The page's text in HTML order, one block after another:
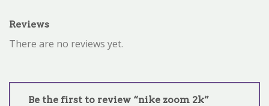
Reviews
There are no reviews yet.
Be the first to review “nike zoom 2k”